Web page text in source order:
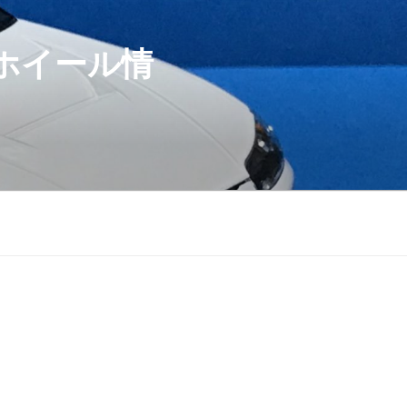
イール情